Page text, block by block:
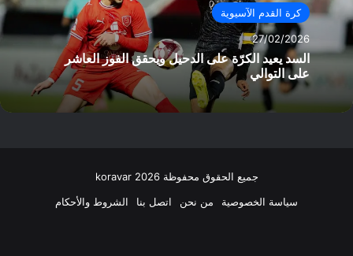
كرة القدم الآسيوية
27/02/2026
السد يعيد الكرّة على الدحيل ويحقق الفوز العاشر
على التوالي
جميع الحقوق محفوظة koravar 2026
سياسة الخصوصية
من نحن اتصل بنا الشروط والأحكام